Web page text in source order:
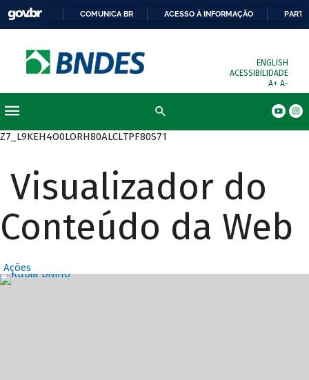
COMUNICA BR ACESSO À INFORMAÇÃO
ENGLISH
ACESSIBILIDADE
A+ A-
Z7_L9KEH4O0LORH80ALCLTPF80S71
Visualizador do
Conteúdo da Web
Ações
Destaques